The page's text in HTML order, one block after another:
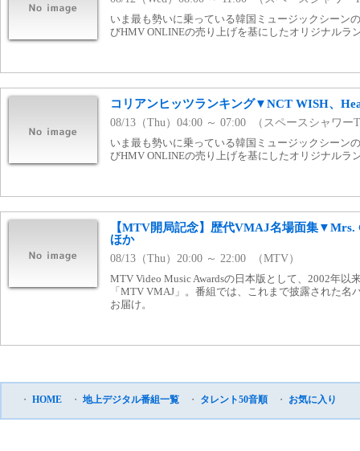
いま最も勢いに乗っている韓国ミュージックシーン
びHMV ONLINEの売り上げを基にしたオリジナルラ
コリアンヒッツランキング▼NCT WISH、
08/13（Thu）04:00 ～ 07:00 （スペースシャワー
いま最も勢いに乗っている韓国ミュージックシーン
びHMV ONLINEの売り上げを基にしたオリジナルラ
【MTV開局記念】歴代VMAJ名場面集▼Mrs.
ほか
08/13（Thu）20:00 ～ 22:00 （MTV）
MTV Video Music Awardsの日本版として、2002年以
「MTV VMAJ」。番組では、これまで披露された名
お届け。
・ HOME ・ 地上デジタル番組一覧 ・ タレント50音順 ・ お気に入り